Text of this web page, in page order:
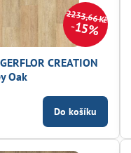
2233,66 Kč
15%
CREATION
Oak
Do košíku